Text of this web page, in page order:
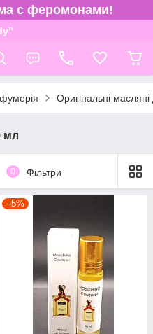
с феромонами!
Оригінальні
мл
0 Фільтри
–5%